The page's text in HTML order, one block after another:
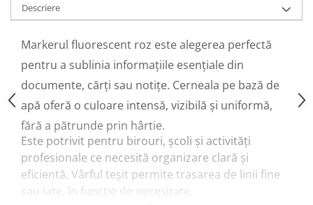
Descriere
Markerul fluorescent roz este alegerea perfectă
pentru a sublinia informațiile esențiale din
documente, cărți sau notițe. Cerneala pe bază de
apă oferă o culoare intensă, vizibilă și uniformă,
fără a pătrunde prin hârtie.
Este potrivit pentru birouri, școli și activități
profesionale ce necesită organizare clară și
eficientă. Vârful teșit permite trasarea de linii fine
sau late, în funcție de necesitate.